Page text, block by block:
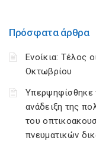
Πρόσφατα άρθρα
Ενοίκια: Τέλος
Οκτωβρίου
Υπερψηφίσθηκε
ανάδειξη της
του
πνευματικών